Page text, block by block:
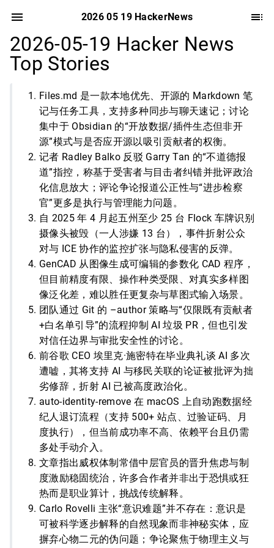
2026 05 19 HackerNews
2026-05-19 Hacker News
Top Stories
Files.md 是一款本地优先、开源的 Markdown 笔
记与任务工具，支持多种同步与聊天速记；讨论
集中于 Obsidian 的“开放数据/插件生态但非开
源”模式与是否应开源以吸引贡献者的权衡。
记者 Radley Balko 反驳 Garry Tan 的“不道德报
道”指控，称基于受害者与目击者纠错并批评政治
化信息放大；评论争论报道公正性与“进步检察
官”更多是执行与管理能力问题。
自 2025 年 4 月起五州至少 25 台 Flock 车牌识别
摄像头被毁（一人涉嫌 13 台），事件折射公众
对与 ICE 协作的监控扩张与隐私侵害的反弹。
GenCAD 从图像生成可编辑的参数化 CAD 程序，
但目前精度有限、操作种类受限、对真实多样图
像泛化差，难以胜任更复杂与草图式输入场景。
团队通过 Git 的 –author 策略与“仅限既有贡献者
+白名单引导”的流程抑制 AI 垃圾 PR，但也引发
对信任边界与审批安全性的讨论。
前谷歌 CEO 埃里克·施密特在毕业典礼谈 AI 多次
遭嘘，其将支持 AI 与移民关联的论证被批评为拙
劣修辞，折射 AI 已被高度政治化。
auto-identity-remove 在 macOS 上自动跑数据经
纪人退订流程（支持 500+ 站点、过验证码、月
度执行），但当前成功率不高、依赖平台且仍需
多处手动介入。
文章指出威权体制常借中层官员的晋升焦虑与制
度激励稳固统治，许多合作者并非出于恐惧或狂
热而是职业算计，挑战传统解释。
Carlo Rovelli 主张“意识难题”并不存在：意识是
可被科学逐步解释的自然现象而非神秘实体，应
摒弃心物二元的伪问题；争论聚焦于物理主义与